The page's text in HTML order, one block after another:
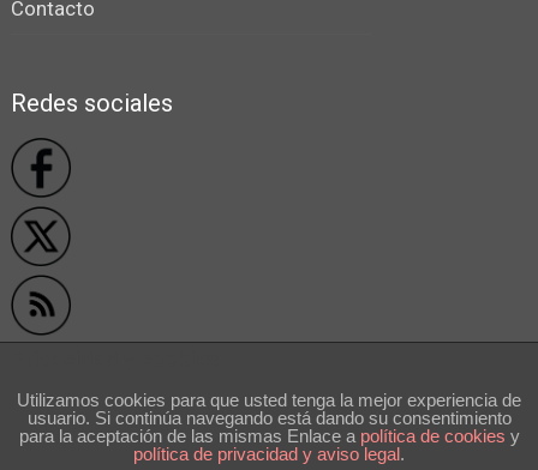
Contacto
Redes sociales
```
Utilizamos cookies para que usted tenga la mejor experiencia de
usuario. Si continúa navegando está dando su consentimiento
para la aceptación de las mismas Enlace a polí­tica de cookies y
política de privacidad y aviso legal.